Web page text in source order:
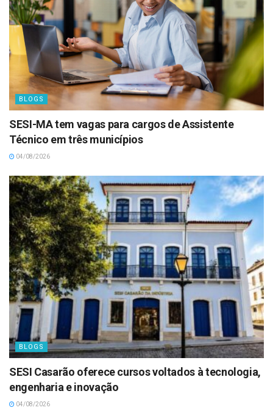
BLOGS
SESI-MA tem vagas para cargos de Assistente
Técnico em três municípios
04/08/2026
BLOGS
SESI Casarão oferece cursos voltados à tecnologia,
engenharia e inovação
04/08/2026